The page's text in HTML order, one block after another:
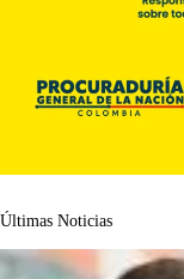
Últimas Noticias